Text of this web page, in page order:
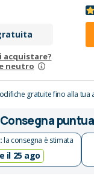
acquistare?
neutro
gratuite fino alla tua
Consegna
la consegna è stimata
il 25 ago